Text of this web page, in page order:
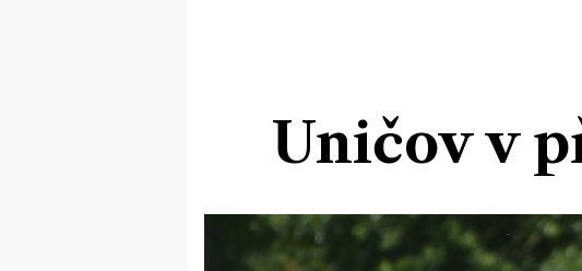
Uničov v